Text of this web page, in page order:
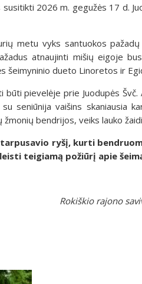
2026 m. gegužės 17 d.
metu vyks santuokos pažadų
atnaujinti mišių eigoje
šeimyninio dueto Linoretos ir
pievelėje prie Juodupės
seniūnija vaišins skaniausia
bendrijos, veiks lauko
ryšį, kurti
teigiamą požiūrį apie
Rokiškio rajono